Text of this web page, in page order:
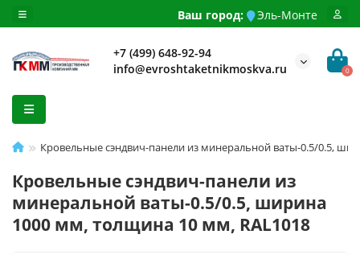
Ваш город: Эль-Монте
+7 (499) 648-92-94
info@evroshtaketnikmoskva.ru
0
Кровельные сэндвич-панели из минеральной ваты-0.5/0.5,
Кровельные сэндвич-панели из
минеральной ваты-0.5/0.5, ширина
1000 мм, толщина 10 мм, RAL1018